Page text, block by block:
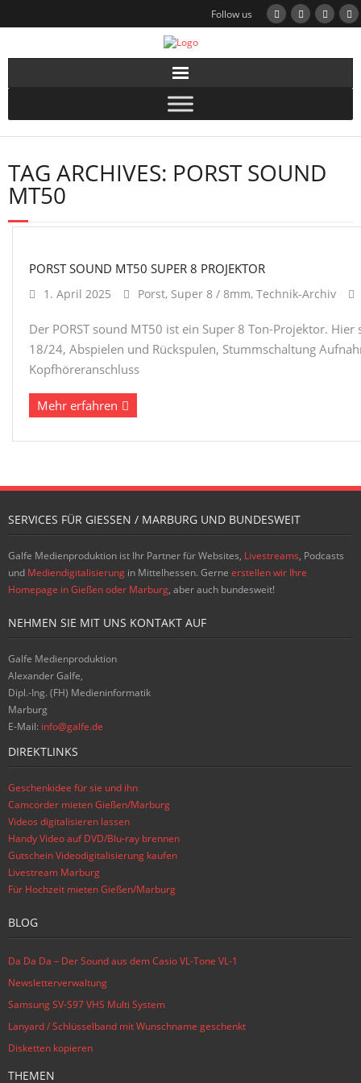
Follow us
TAG ARCHIVES: PORST SOUND
MT50
PORST SOUND MT50 SUPER 8 PROJEKTOR
1. April 2025 Porst, Super 8 / 8mm, Technik-Archiv
Der PORST sound MT50 ist ein Super 8 Ton-Projektor.
18/24, Abspielen und Rückspulen, Stummschaltung
Kopfhöreranschluss
Mehr erfahren
SERVICES FÜR GIESSEN / MARBURG UND BUNDESWEIT
Galfe Medienproduktion ist Ihr Partner für Websites, Livestreams, Podcasts
und Mediendigitalisierung in Mittelhessen. Gerne erstellen wir Ihre
Homepage in Gießen oder Marburg, aber auch bundesweit!
NEHMEN SIE MIT UNS KONTAKT AUF
Galfe Medienproduktion
Alexander Galfe,
Dipl.-Ing. (FH) Medieninformatik
Marburg
E-Mail: info@galfe.de
DIREKTLINKS
Geschenkidee für sie und ihn
Camcorder mieten Gießen/Marburg
Videos digitalisieren lassen
Handy Video auf DVD/Blu-ray brennen
Gutschein Videodigitalisierung kaufen
Livestream Marburg
Für Hochzeit mieten Gießen/Marburg
BLOG
Da Da Da – Der Sound aus dem Casio VL-Tone VL-1
Newsletterverwaltung
Samsung SV-S97 VHS Multi System
Lanyard / Schlüsselband mit Wunschname geschenkt
Disketten kopieren
THEMEN